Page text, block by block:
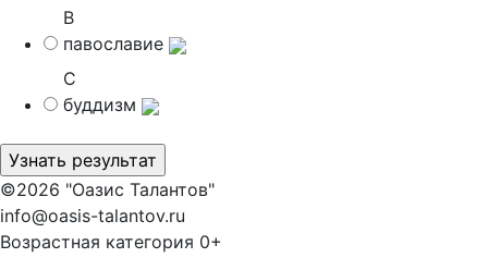
B
павославие
C
буддизм
©2026 "Оазис Талантов"
info@oasis-talantov.ru
Возрастная категория 0+